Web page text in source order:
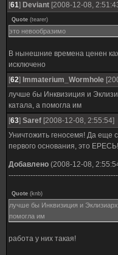
[61] Deviant [2008-12-08,
Quote (tearer)
это невообразимо
В нынешние времена ценен
исключено
[62] Immaterium_Wormhole
лучше бы Инквизиция и
катала, а помогла им
[63] Saref [2008-12-08, 2:55:54]
Уничтожить геносемя! Да еще
первого основания, это ЕРЕСЬ!
Добавлено (2008-12-08,
---------------------------------------------
Quote (knb)
лучше бы Инквизиция и
помогла им
работа у них такая!